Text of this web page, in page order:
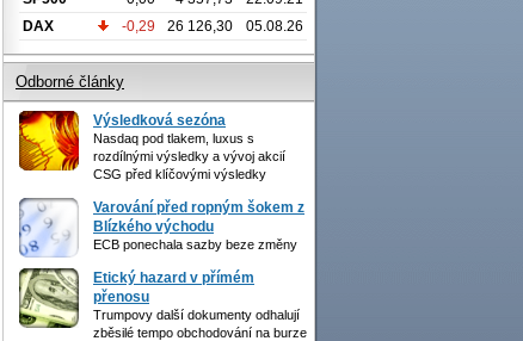
DAX
-0,29 26 126,30 05.08.26
Odborné články
Výsledková sezóna
Nasdaq pod tlakem, luxus s
rozdílnými výsledky a vývoj akcií
CSG před klíčovými výsledky
Varování před ropným šokem z
Blízkého východu
ECB ponechala sazby beze změny
Etický hazard v přímém
přenosu
Trumpovy další dokumenty odhalují
zběsilé tempo obchodování na burze